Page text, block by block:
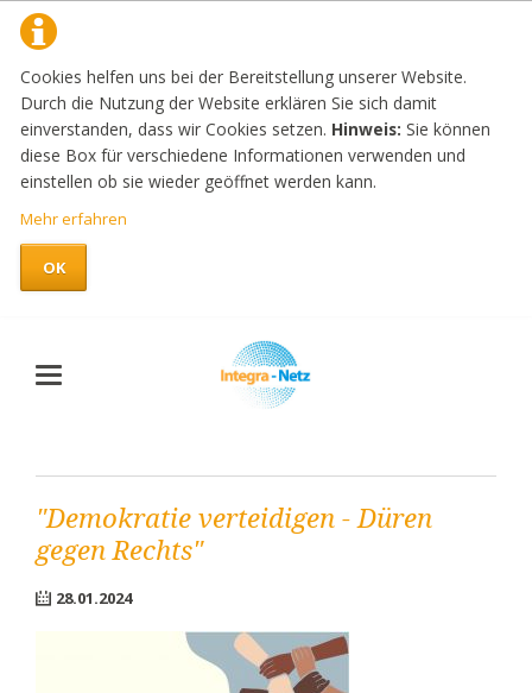
Cookies helfen uns bei der Bereitstellung unserer Website.
Durch die Nutzung der Website erklären Sie sich damit
einverstanden, dass wir Cookies setzen. Hinweis: Sie können
diese Box für verschiedene Informationen verwenden und
einstellen ob sie wieder geöffnet werden kann.
Mehr erfahren
OK
"Demokratie verteidigen - Düren
gegen Rechts"
28.01.2024